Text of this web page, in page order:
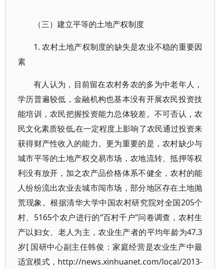
（三）建立平等的土地产权制度
1. 农村土地产权制度的缺失是农业不稳的重要因
素
有人认为，目前留在农村务农的多为中老年人，
学历普遍较低，金融机构也基本没有开展农民投资技
能培训，农民把握投资能力总体较差。不可否认，农
民文化素质较低,在一定程度上影响了农民通过投资来
获得财产性收入的能力。更为重要的是，农村缺少与
城市平等的土地产权交易市场，农地流转、抵押等权
利没有放开，加之农产品价格体系不健全，农村的能
人纷纷流出农业去城市闯市场，部分地区存在土地抛
荒现象。根据清华大学中国农村研究院对全国205个
村、5165个农户进行的“百村千户”问卷调查，农村生
产以妇女、老人为主，农业生产者的平均年龄为47.3
岁[ 国研中心副主任韩俊：家庭经营是农业生产中最
适宜模式，http://news.xinhuanet.com/local/2013-